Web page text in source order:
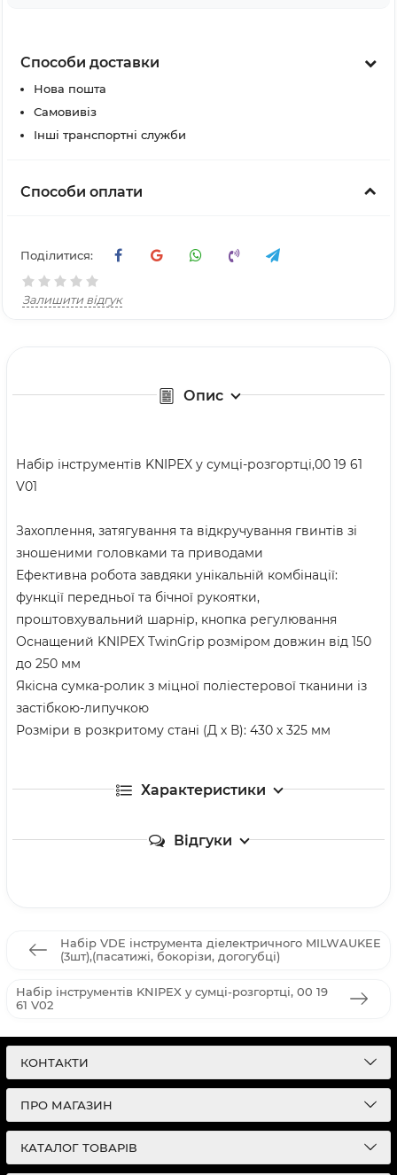
Способи доставки
Нова пошта
Самовивіз
Інші транспортні служби
Способи оплати
Поділитися:
Залишити відгук
Опис
Набір інструментів KNIPEX у сумці-розгортці,00 19 61
V01
Захоплення, затягування та відкручування гвинтів зі
зношеними головками та приводами
Ефективна робота завдяки унікальній комбінації:
функції передньої та бічної рукоятки,
проштовхувальний шарнір, кнопка регулювання
Оснащений KNIPEX TwinGrip розміром довжин від 150
до 250 мм
Якісна сумка-ролик з міцної поліестерової тканини із
застібкою-липучкою
Розміри в розкритому стані (Д х В): 430 х 325 мм
Характеристики
Відгуки
Набір VDE інструмента діелектричного MILWAUKEE
(3шт),(пасатижі, бокорізи, догогубці)
Набір інструментів KNIPEX у сумці-розгортці, 00 19
61 V02
КОНТАКТИ
ПРО МАГАЗИН
КАТАЛОГ ТОВАРІВ